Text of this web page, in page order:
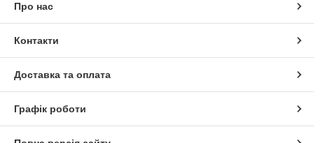
Про нас
Контакти
Доставка та оплата
Графік роботи